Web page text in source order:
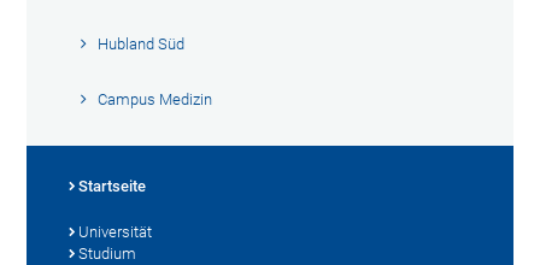
Hubland Süd
Campus Medizin
Startseite
Universität
Studium